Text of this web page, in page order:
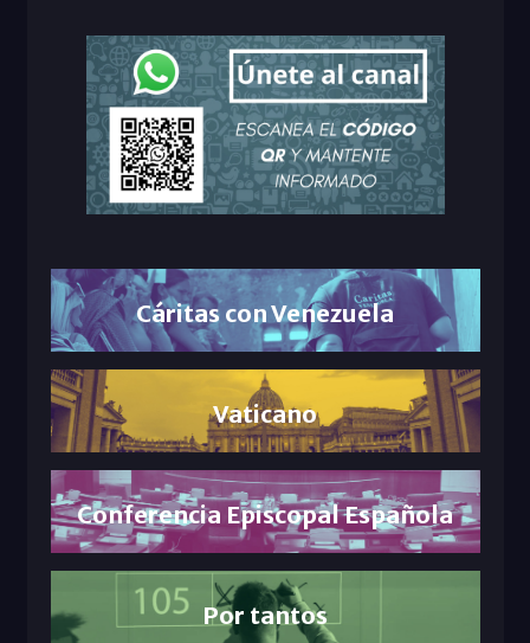
Cáritas con Venezuela
Vaticano
Conferencia Episcopal Española
Por tantos